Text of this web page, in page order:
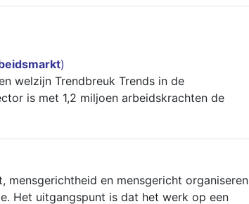
)
welzijn Trendbreuk Trends in de
is met 1,2 miljoen arbeidskrachten de
en mensgericht organiseren
Het uitgangspunt is dat het werk op een